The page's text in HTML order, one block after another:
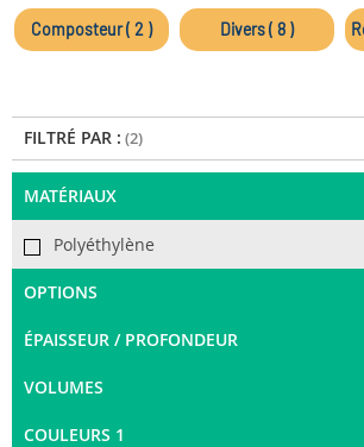
Composteur ( 2 ) Divers ( 8 )
FILTRÉ PAR :
MATÉRIAUX
Polyéthylène
OPTIONS
ÉPAISSEUR / PROFONDEUR
VOLUMES
COULEURS 1